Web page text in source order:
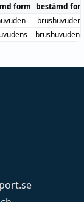
form bestämd